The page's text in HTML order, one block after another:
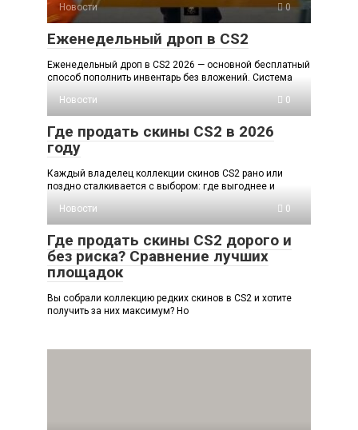
Новости 0
Еженедельный дроп в CS2
Еженедельный дроп в CS2 2026 — основной бесплатный
способ пополнить инвентарь без вложений. Система
Новости
0
Где продать скины CS2 в 2026
году
Каждый владелец коллекции скинов CS2 рано или
поздно сталкивается с выбором: где выгоднее и
Новости
0
Где продать скины CS2 дорого и
без риска? Сравнение лучших
площадок
Вы собрали коллекцию редких скинов в CS2 и хотите
получить за них максимум? Но